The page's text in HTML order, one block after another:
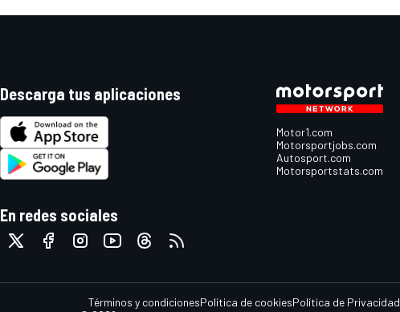
Descarga tus aplicaciones
En redes sociales
Motor1.com
Motorsportjobs.com
Autosport.com
Motorsportstats.com
Términos y condicionesPolítica de cookiesPolítica de Privacidad